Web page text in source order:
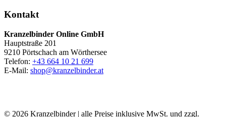
Kontakt
Kranzelbinder Online GmbH
Hauptstraße 201
9210 Pörtschach am Wörthersee
Telefon: +43 664 10 21 699
E-Mail: shop@kranzelbinder.at
© 2026 Kranzelbinder | alle Preise inklusive MwSt. und zzgl.